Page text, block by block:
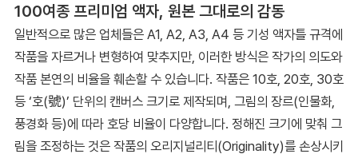
100여종 프리미엄 액자, 원본 그대로의 감동
일반적으로 많은 업체들은 A1, A2, A3, A4 등 기성 액자틀 규격에
작품을 자르거나 변형하여 맞추지만, 이러한 방식은 작가의 의도와
작품 본연의 비율을 훼손할 수 있습니다. 작품은 10호, 20호, 30호
등 ‘호(號)’ 단위의 캔버스 크기로 제작되며, 그림의 장르(인물화,
풍경화 등)에 따라 호당 비율이 다양합니다. 정해진 크기에 맞춰 그
림을 조정하는 것은 작품의 오리지널리티(Originality)를 손상시키